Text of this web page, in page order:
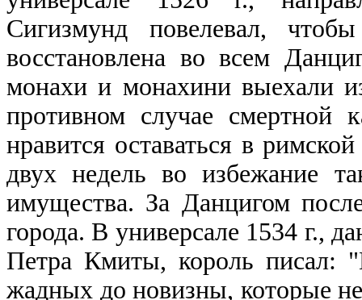
Сигизмунд повелевал,
восстановлена во всем
монахи и монахини выехали
противном случае
нравится оставаться в
двух недель во избежание
имущества. За Данцигом
города. В универсале 1534 г.,
Петра Кмиты, король писал:
жадных до новизны, которые